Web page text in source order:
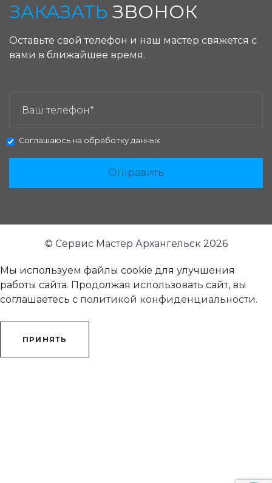
ЗАКАЗАТЬ ЗВОНОК
Оставьте свой телефон и наш мастер свяжется с
вами в ближайшее время.
Соглашаюсь на обработку данных
Отправить
© Сервис Мастер Архангельск 2026
Мы используем файлы cookie для улучшения
работы сайта. Продолжая использовать сайт, вы
соглашаетесь с политикой конфиденциальности.
ПРИНЯТЬ